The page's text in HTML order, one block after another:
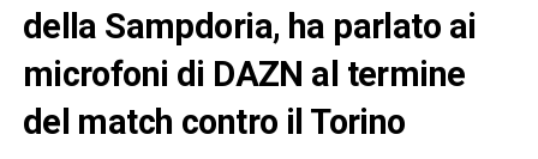
della Sampdoria, ha parlato ai
microfoni di DAZN al termine
del match contro il Torino